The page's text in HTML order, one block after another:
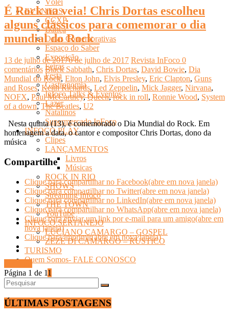
Vôlei
EVENTOS
CCXP
Dança
Datas Comemorativas
Espaço do Saber
Exposição
Feiras
Festa
Gastronomia
Infoco Talks & Eventos
Lazer
Natalinos
Supermercado InFoco
INFOCO PLAY
Clipes
LANÇAMENTOS
Livros
Músicas
ROCK IN RIO
SHOWS
Streaming Infoco
THE TOWN
YouTube
INFOCO SERTANEJO
LUCIANO CAMARGO – GOSPEL
ZEZÉ DI CAMARGO – RÚSTICO
TURISMO
Quem Somos- FALE CONOSCO
É Rock na veia! Chris Dortas escolheu
alguns clássicos para comemorar o dia
mundial do Rock
13 de julho de 20176 de julho de 2017 Revista InFoco 0
comentários Black Sabbath, Chris Dortas, David Bowie, Dia
Mundial do Rock, Elton John, Elvis Presley, Eric Clapton, Guns
and Roses,Keith Richards, Led Zeppelin, Mick Jagger, Nirvana,
NOFX, Paul McCartney,Queen,rock in roll, Ronnie Wood, System
of a down,The Beatles, U2
Nesta quinta (13), é comemorado o Dia Mundial do Rock. Em
homenagem a data, o cantor e compositor Chris Dortas, dono da
música
Compartilhe
Clique para compartilhar no Facebook(abre em nova janela)
Clique para compartilhar no Twitter(abre em nova janela)
Clique para compartilhar no LinkedIn(abre em nova janela)
Clique para compartilhar no WhatsApp(abre em nova janela)
Clique para enviar um link por e-mail para um amigo(abre em
nova janela)
Clique para imprimir(abre em nova janela)
Página 1 de 11
ÚLTIMAS POSTAGENS